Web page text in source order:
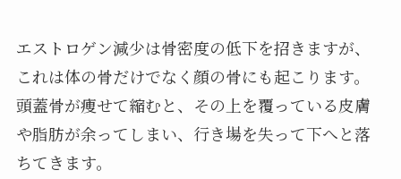
エストロゲン減少は骨密度の低下を招きますが、
これは体の骨だけでなく顔の骨にも起こります。
頭蓋骨が痩せて縮むと、その上を覆っている皮膚
や脂肪が余ってしまい、行き場を失って下へと落
ちてきます。